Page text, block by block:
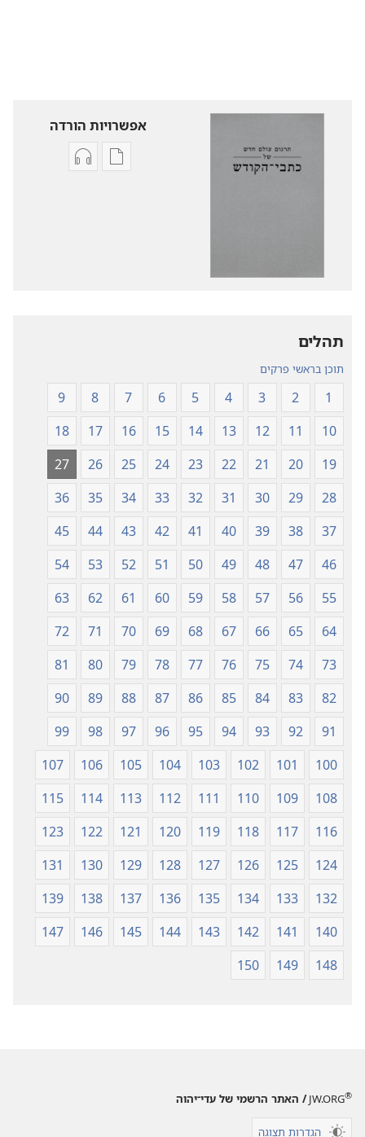
אפשרויות הורדה
אפשרויותאפשרויות
תהלים
תוכן בראשי פרקים
1
2
3
4
5
6
7
8
9
10
11
12
13
14
15
16
17
18
19
20
21
22
23
24
25
26
27
28
29
30
31
32
33
34
35
36
37
38
39
40
41
42
43
44
45
46
47
48
49
50
51
52
53
54
55
56
57
58
59
60
61
62
63
64
65
66
67
68
69
70
71
72
73
74
75
76
77
78
79
80
81
82
83
84
85
86
87
88
89
90
91
92
93
94
95
96
97
98
99
100
101
102
103
104
105
106
107
108
109
110
111
112
113
114
115
116
117
118
119
120
121
122
123
124
125
126
127
128
129
130
131
132
133
134
135
136
137
138
139
140
141
142
143
144
145
146
147
148
149
150
JW.ORG® / האתר הרשמי של עדי־יהוה
הגדרות תצוגה